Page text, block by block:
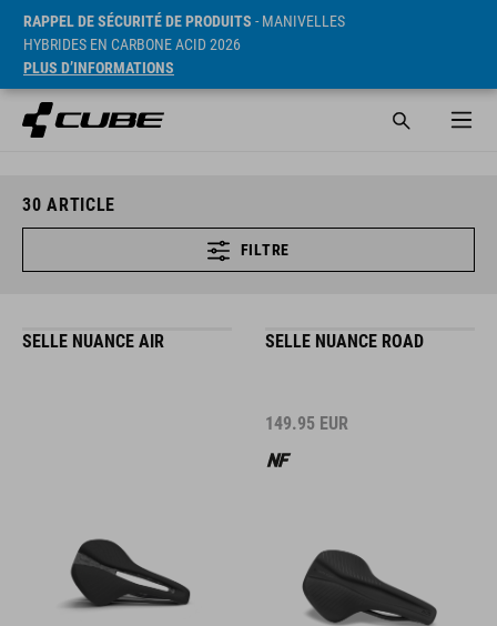
RAPPEL DE SÉCURITÉ DE PRODUITS - MANIVELLES
HYBRIDES EN CARBONE ACID 2026
PLUS D’INFORMATIONS
30 ARTICLE
FILTRE
SELLE NUANCE AIR SELLE NUANCE ROAD
149.95 EUR